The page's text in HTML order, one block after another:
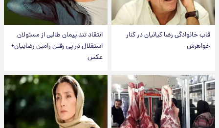
قاب خانوادگی رضا کیانیان در کنار
خواهرش
انتقاد تند پیمان طالبی از مسئولان
استقلال در پی رفتن رامین رضاییان+
عکس